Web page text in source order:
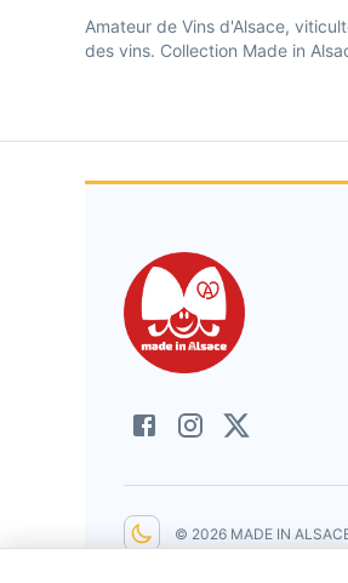
Amateur de Vins d'Alsace,
des vins. Collection Made in
© 2026 MADE IN